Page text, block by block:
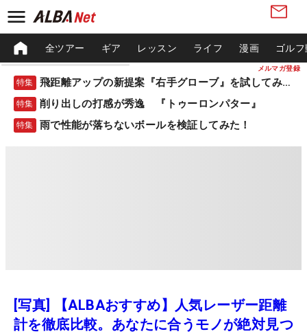
メルマガ登録
全ツアー ギア レッスン ライフ 漫画 ゴル
特集 飛距離アップの新提案『右手グローブ』を試してみた！
特集 削り出しの打感が秀逸 『トゥーロンパター』
特集 雨で性能が落ちないボールを検証してみた！
[写真] 【ALBAおすすめ】人気レーザー距離
計を徹底比較。あなたに合うモノが絶対見つ